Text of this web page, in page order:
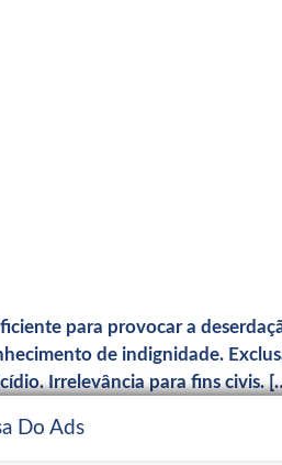
para provocar a
de indignidade.
Irrelevância para fins civis.
Do Ads